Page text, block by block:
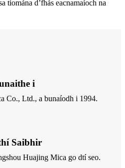
tiomána d’fhás eacnamaíoch na
i
Co., Ltd., a bunaíodh i 1994.
Saibhir
Huajing Mica go dtí seo.